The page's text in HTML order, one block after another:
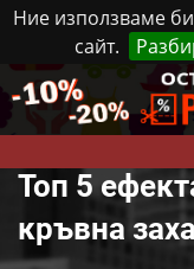
Ние използваме
сайт.
Неделя, 9
Топ 5
кръвна